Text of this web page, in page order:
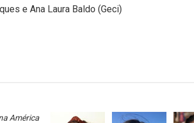
e Ana Laura Baldo (Geci)
América